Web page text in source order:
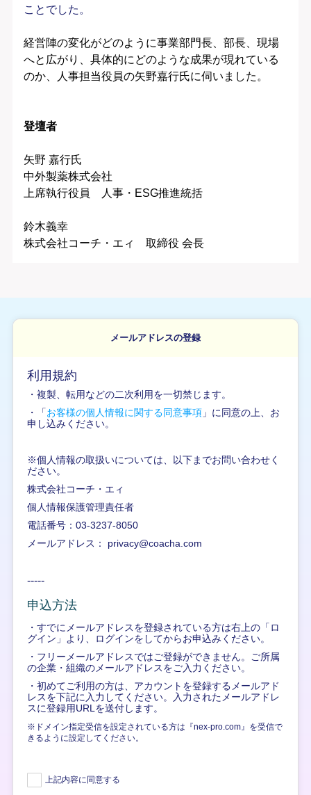
ことでした。
経営陣の変化がどのように事業部門長、部長、現場
へと広がり、具体的にどのような成果が現れている
のか、人事担当役員の矢野嘉行氏に伺いました。
登壇者
矢野 嘉行氏
中外製薬株式会社
上席執行役員 人事・ESG推進統括
鈴木義幸
株式会社コーチ・エィ 取締役 会長
メールアドレスの登録
利用規約
・複製、転用などの二次利用を一切禁じます。
・「お客様の個人情報に関する同意事項」に同意の上、お
申し込みください。
※個人情報の取扱いについては、以下までお問い合わせく
ださい。
株式会社コーチ・エィ
個人情報保護管理責任者
電話番号：03-3237-8050
メールアドレス： privacy@coacha.com
-----
申込方法
・すでにメールアドレスを登録されている方は右上の「ロ
グイン」より、ログインをしてからお申込みください。
・フリーメールアドレスではご登録ができません。ご所属
の企業・組織のメールアドレスをご入力ください。
・初めてご利用の方は、アカウントを登録するメールアド
レスを下記に入力してください。入力されたメールアドレ
スに登録用URLを送付します。
※ドメイン指定受信を設定されている方は『nex-pro.com』を受信で
きるように設定してください。
上記内容に同意する